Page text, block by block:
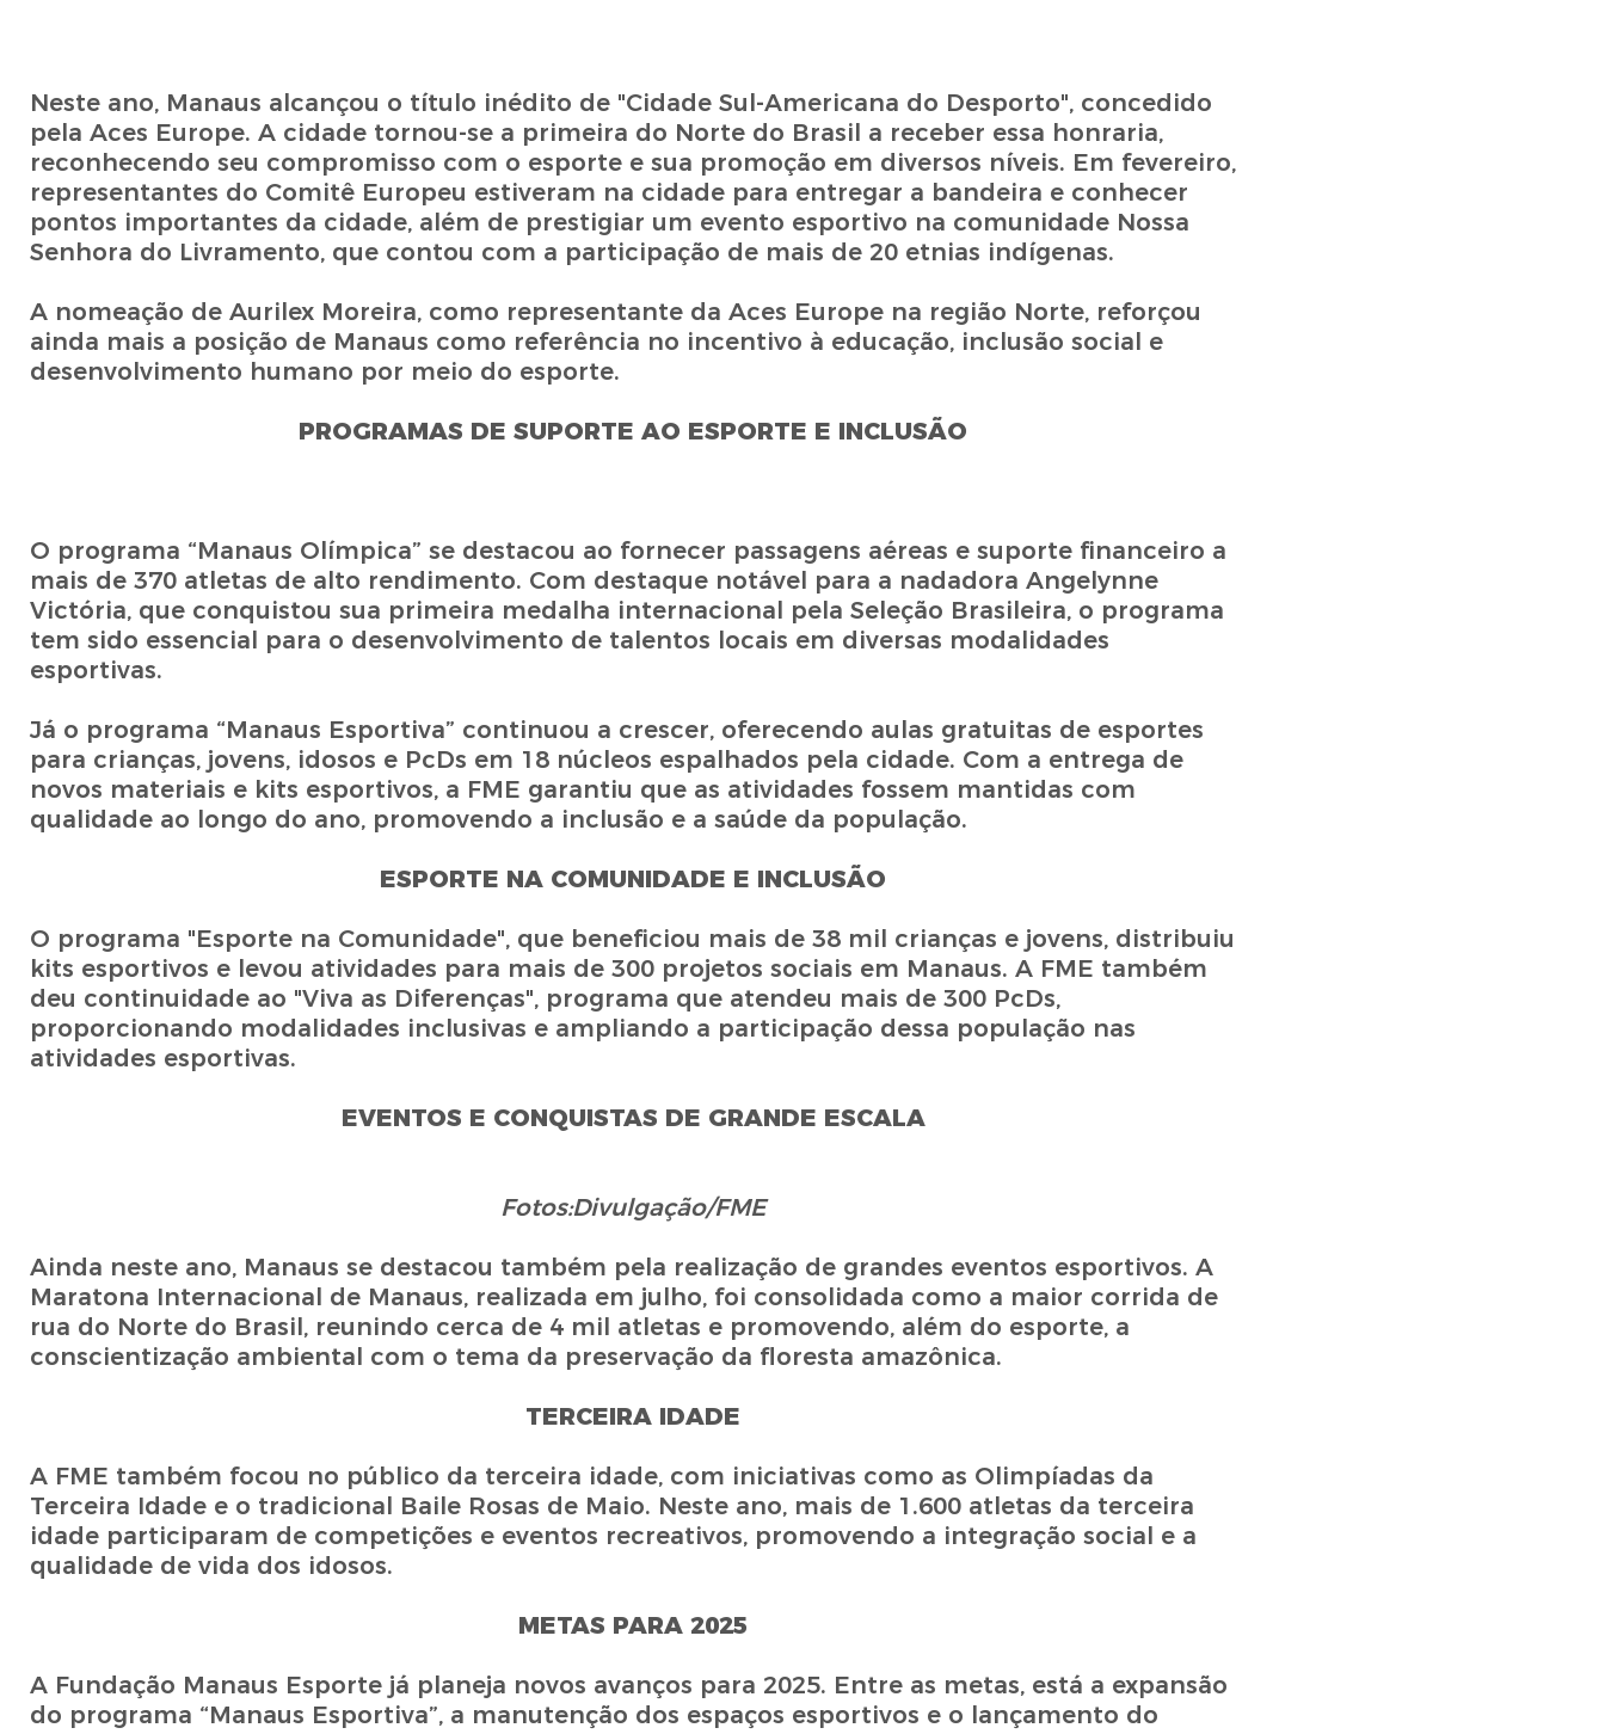
Neste ano, Manaus alcançou o título inédito de "Cidade Sul-Americana do Desporto", concedido
pela Aces Europe. A cidade tornou-se a primeira do Norte do Brasil a receber essa honraria,
reconhecendo seu compromisso com o esporte e sua promoção em diversos níveis. Em fevereiro,
representantes do Comitê Europeu estiveram na cidade para entregar a bandeira e conhecer
pontos importantes da cidade, além de prestigiar um evento esportivo na comunidade Nossa
Senhora do Livramento, que contou com a participação de mais de 20 etnias indígenas.
A nomeação de Aurilex Moreira, como representante da Aces Europe na região Norte, reforçou
ainda mais a posição de Manaus como referência no incentivo à educação, inclusão social e
desenvolvimento humano por meio do esporte.
PROGRAMAS DE SUPORTE AO ESPORTE E INCLUSÃO
O programa “Manaus Olímpica” se destacou ao fornecer passagens aéreas e suporte financeiro a
mais de 370 atletas de alto rendimento. Com destaque notável para a nadadora Angelynne
Victória, que conquistou sua primeira medalha internacional pela Seleção Brasileira, o programa
tem sido essencial para o desenvolvimento de talentos locais em diversas modalidades
esportivas.
Já o programa “Manaus Esportiva” continuou a crescer, oferecendo aulas gratuitas de esportes
para crianças, jovens, idosos e PcDs em 18 núcleos espalhados pela cidade. Com a entrega de
novos materiais e kits esportivos, a FME garantiu que as atividades fossem mantidas com
qualidade ao longo do ano, promovendo a inclusão e a saúde da população.
ESPORTE NA COMUNIDADE E INCLUSÃO
O programa "Esporte na Comunidade", que beneficiou mais de 38 mil crianças e jovens, distribuiu
kits esportivos e levou atividades para mais de 300 projetos sociais em Manaus. A FME também
deu continuidade ao "Viva as Diferenças", programa que atendeu mais de 300 PcDs,
proporcionando modalidades inclusivas e ampliando a participação dessa população nas
atividades esportivas.
EVENTOS E CONQUISTAS DE GRANDE ESCALA
Fotos:Divulgação/FME
Ainda neste ano, Manaus se destacou também pela realização de grandes eventos esportivos. A
Maratona Internacional de Manaus, realizada em julho, foi consolidada como a maior corrida de
rua do Norte do Brasil, reunindo cerca de 4 mil atletas e promovendo, além do esporte, a
conscientização ambiental com o tema da preservação da floresta amazônica.
TERCEIRA IDADE
A FME também focou no público da terceira idade, com iniciativas como as Olimpíadas da
Terceira Idade e o tradicional Baile Rosas de Maio. Neste ano, mais de 1.600 atletas da terceira
idade participaram de competições e eventos recreativos, promovendo a integração social e a
qualidade de vida dos idosos.
METAS PARA 2025
A Fundação Manaus Esporte já planeja novos avanços para 2025. Entre as metas, está a expansão
do programa “Manaus Esportiva”, a manutenção dos espaços esportivos e o lançamento do